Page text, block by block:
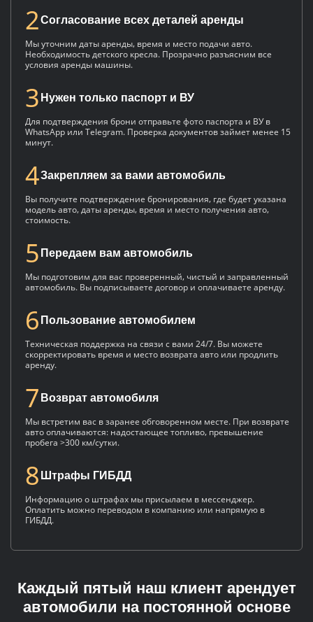
2Согласование всех деталей аренды
Мы уточним даты аренды, время и место подачи авто.
Необходимость детского кресла. Прозрачно разъясним все
условия аренды машины.
3 Нужен только паспорт и ВУ
Для подтверждения брони отправьте фото паспорта и ВУ в
WhatsApp или Telegram. Проверка документов займет менее 15
минут.
4Закрепляем за вами автомобиль
Вы получите подтверждение бронирования, где будет указана
модель авто, даты аренды, время и место получения авто,
стоимость.
5 Передаем вам автомобиль
Мы подготовим для вас проверенный, чистый и заправленный
автомобиль. Вы подписываете договор и оплачиваете аренду.
6 Пользование автомобилем
Техническая поддержка на связи с вами 24/7. Вы можете
скорректировать время и место возврата авто или продлить
аренду.
7 Возврат автомобиля
Мы встретим вас в заранее обговоренном месте. При возврате
авто оплачиваются: надостающее топливо, превышение
пробега >300 км/сутки.
8 Штрафы ГИБДД
Информацию о штрафах мы присылаем в мессенджер.
Оплатить можно переводом в компанию или напрямую в
ГИБДД.
Каждый пятый наш клиент арендует
автомобили на постоянной основе